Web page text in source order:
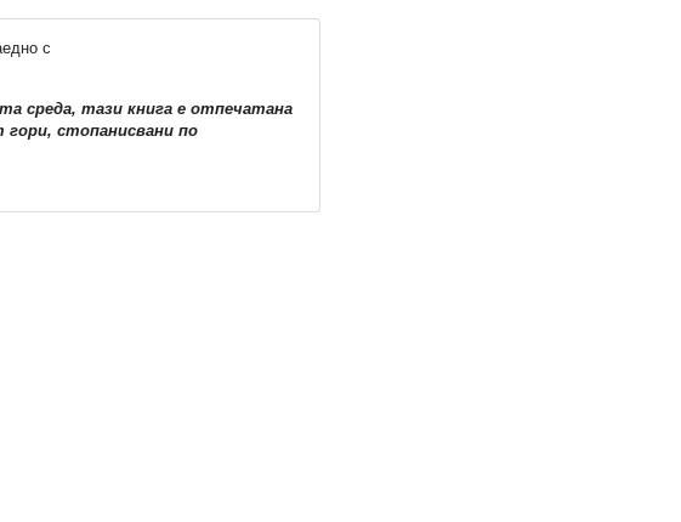
с
среда, тази книга е отпечатана
гори, стопанисвани по